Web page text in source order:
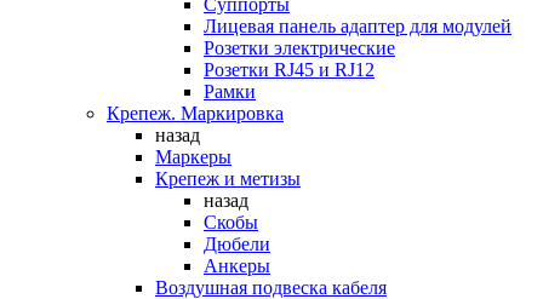
Суппорты
Лицевая панель адаптер для модулей
Розетки электрические
Розетки RJ45 и RJ12
Рамки
Крепеж. Маркировка
назад
Маркеры
Крепеж и метизы
назад
Скобы
Дюбели
Анкеры
Воздушная подвеска кабеля